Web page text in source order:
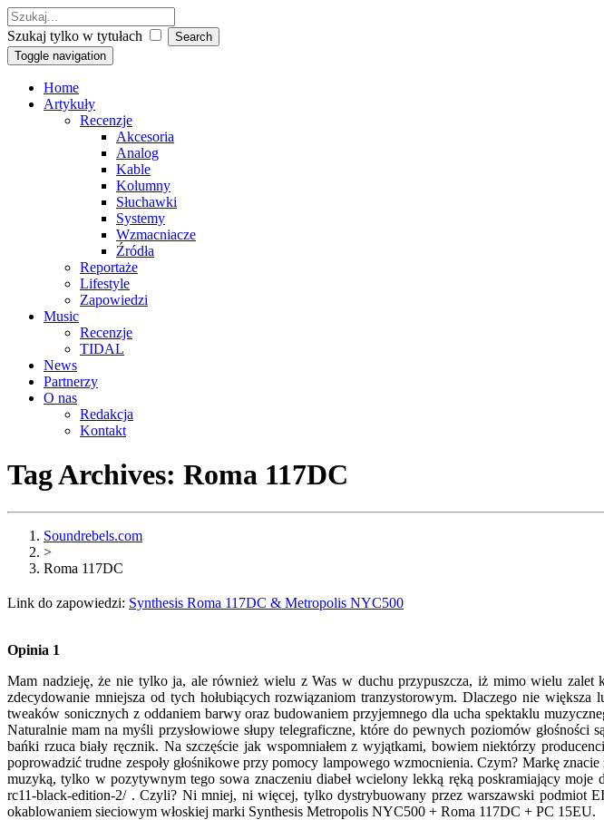
Szukaj tylko w tytułach
Toggle navigation
Home
Artykuły
Recenzje
Akcesoria
Analog
Kable
Kolumny
Słuchawki
Systemy
Wzmacniacze
Źródła
Reportaże
Lifestyle
Zapowiedzi
Music
Recenzje
TIDAL
News
Partnerzy
O nas
Redakcja
Kontakt
Tag Archives: Roma 117DC
Soundrebels.com
>
Roma 117DC
Link do zapowiedzi: Synthesis Roma 117DC & Metropolis NYC500
Opinia 1
Mam nadzieję, że nie tylko ja, ale również wielu z Was w duchu przypuszcza, iż mimo wielu
zdecydowanie mniejsza od tych hołubiących rozwiązaniom tranzystorowym. Dlaczego nie
tweaków sonicznych z oddaniem barwy oraz budowaniem przyjemnego dla ucha spektaklu
Naturalnie mam na myśli przysłowiowe słupy telegraficzne, które do pewnych poziomów
bańki rzuca biały ręcznik. Na szczęście jak wspomniałem z wyjątkami, bowiem niektórzy
poprowadzić trudne zespoły głośnikowe przy pomocy lampowego wzmocnienia. Czym? Markę
muzyką, tylko w pozytywnym tego sowa znaczeniu diabeł wcielony lekką ręką poskramiający moje
rc11-black-edition-2/ . Czyli? Ni mniej, ni więcej, tylko dystrybuowany przez warszawski podmiot
okablowaniem sieciowym włoskiej marki Synthesis Metropolis NYC500 + Roma 117DC + PC 15EU.